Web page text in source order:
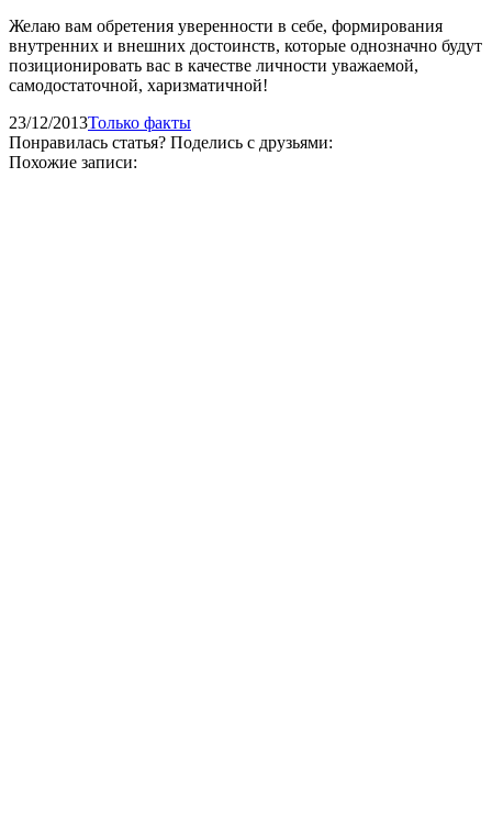
Желаю вам обретения уверенности в себе, формирования
внутренних и внешних достоинств, которые однозначно будут
позиционировать вас в качестве личности уважаемой,
самодостаточной, харизматичной!
23/12/2013Только факты
Понравилась статья? Поделись с друзьями:
Похожие записи: